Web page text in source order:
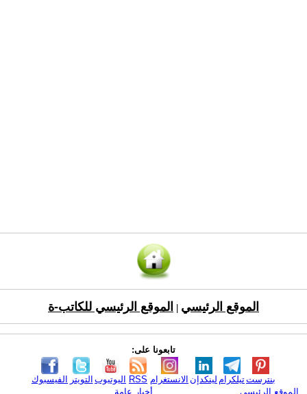
الموقع الرئيسي الموقع الرئيسي للكاتب-ة
تابعونا على:
الفيسبوك التويتر اليوتيوب RSS الانستغرام لينكدإن تيلكرامبنترست
الموقع الرئيسي
أخبار عامة